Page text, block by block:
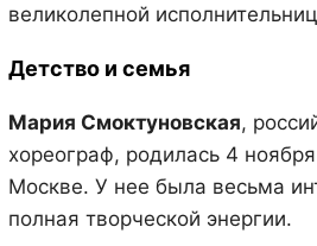
великолепной
Детство и семья
Мария Смоктуновская,
хореограф, родилась 4
Москве. У нее была весьма
полная творческой энергии.